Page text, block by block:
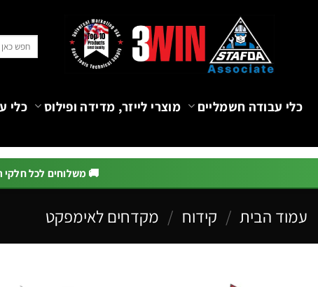
כלי עבודה חשמליים מוצרי לייזר, מדידה ופילוס כלי
🚚 משלוחים לכל חלקי
עמוד הבית / קידוח / מקדחים לאימפקט